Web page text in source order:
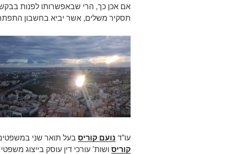
אם אכן כך, הרי שבאפשרותו לפנות
תסקיר משלים, אשר יביא בחשבון
עו”ד נועם קוריס בעל תואר שני
קוריס ושות’ עורכי דין עוסק בייצוג משפטי